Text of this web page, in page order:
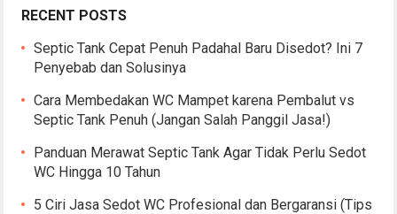
RECENT POSTS
Septic Tank Cepat Penuh Padahal Baru Disedot? Ini 7
Penyebab dan Solusinya
Cara Membedakan WC Mampet karena Pembalut vs
Septic Tank Penuh (Jangan Salah Panggil Jasa!)
Panduan Merawat Septic Tank Agar Tidak Perlu Sedot
WC Hingga 10 Tahun
5 Ciri Jasa Sedot WC Profesional dan Bergaransi (Tips